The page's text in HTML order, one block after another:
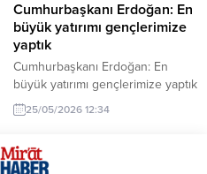
Cumhurbaşkanı Erdoğan: En
büyük yatırımı gençlerimize
yaptık
Cumhurbaşkanı Erdoğan: En
büyük yatırımı gençlerimize yaptık
hakkında son gelişmeler.
Cumhurbaşkanı Erdoğan,
yatırımları vurguladı. Bu yatırımlar,
25/05/2026 12:34